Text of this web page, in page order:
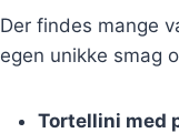
Der findes mange
egen unikke smag
Tortellini med